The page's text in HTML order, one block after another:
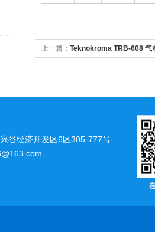
上一篇： Teknokroma TRB-608 气
谷经济开发区6区305-777号